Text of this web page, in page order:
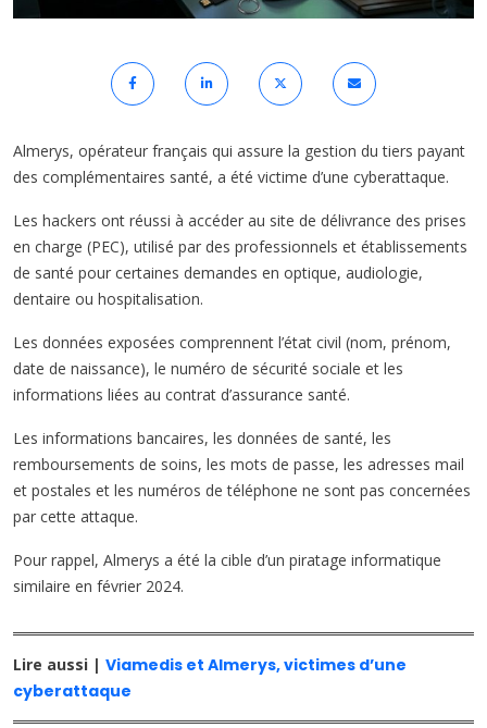
Almerys, opérateur français qui assure la gestion du tiers payant
des complémentaires santé, a été victime d’une cyberattaque.
Les hackers ont réussi à accéder au site de délivrance des prises
en charge (PEC), utilisé par des professionnels et établissements
de santé pour certaines demandes en optique, audiologie,
dentaire ou hospitalisation.
Les données exposées comprennent l’état civil (nom, prénom,
date de naissance), le numéro de sécurité sociale et les
informations liées au contrat d’assurance santé.
Les informations bancaires, les données de santé, les
remboursements de soins, les mots de passe, les adresses mail
et postales et les numéros de téléphone ne sont pas concernées
par cette attaque.
Pour rappel, Almerys a été la cible d’un piratage informatique
similaire en février 2024.
Lire aussi | Viamedis et Almerys, victimes d’une
cyberattaque